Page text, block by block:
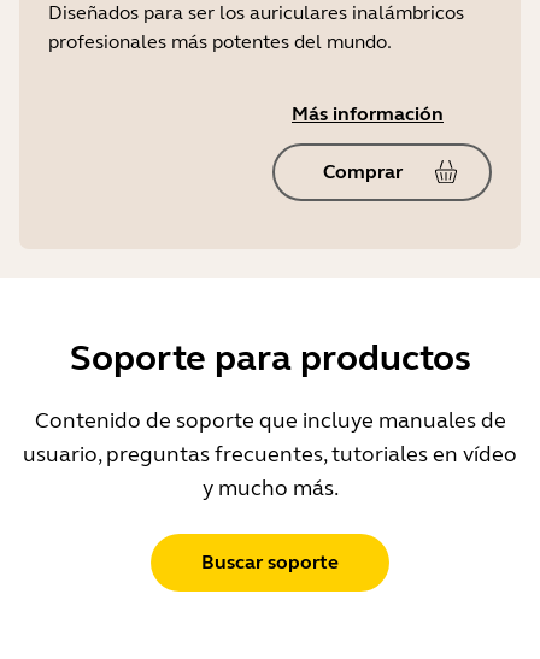
Diseñados para ser los auriculares inalámbricos
profesionales más potentes del mundo.
Más información
Comprar
Soporte para productos
Contenido de soporte que incluye manuales de
usuario, preguntas frecuentes, tutoriales en vídeo
y mucho más.
Buscar soporte